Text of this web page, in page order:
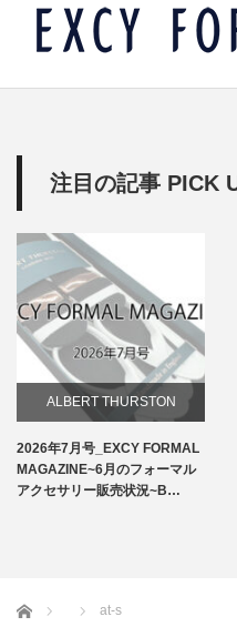
注目の記事 PICK
ALBERT THURSTON
お知らせ
2026年7月号_EXCY FORMAL
MAGAZINE~6月のフォーマル
アクセサリー販売状況~B…
ホーム at-s